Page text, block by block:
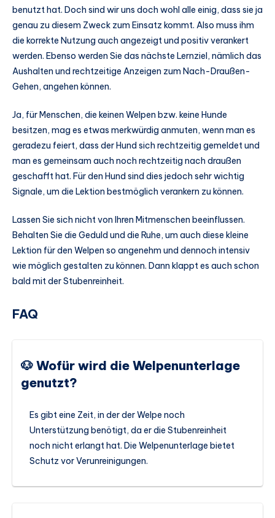
benutzt hat. Doch sind wir uns doch wohl alle einig, dass sie ja
genau zu diesem Zweck zum Einsatz kommt. Also muss ihm
die korrekte Nutzung auch angezeigt und positiv verankert
werden. Ebenso werden Sie das nächste Lernziel, nämlich das
Aushalten und rechtzeitige Anzeigen zum Nach-Draußen-
Gehen, angehen können.
Ja, für Menschen, die keinen Welpen bzw. keine Hunde
besitzen, mag es etwas merkwürdig anmuten, wenn man es
geradezu feiert, dass der Hund sich rechtzeitig gemeldet und
man es gemeinsam auch noch rechtzeitig nach draußen
geschafft hat. Für den Hund sind dies jedoch sehr wichtig
Signale, um die Lektion bestmöglich verankern zu können.
Lassen Sie sich nicht von Ihren Mitmenschen beeinflussen.
Behalten Sie die Geduld und die Ruhe, um auch diese kleine
Lektion für den Welpen so angenehm und dennoch intensiv
wie möglich gestalten zu können. Dann klappt es auch schon
bald mit der Stubenreinheit.
FAQ
🐶 Wofür wird die Welpenunterlage
genutzt?
Es gibt eine Zeit, in der der Welpe noch
Unterstützung benötigt, da er die Stubenreinheit
noch nicht erlangt hat. Die Welpenunterlage bietet
Schutz vor Verunreinigungen.